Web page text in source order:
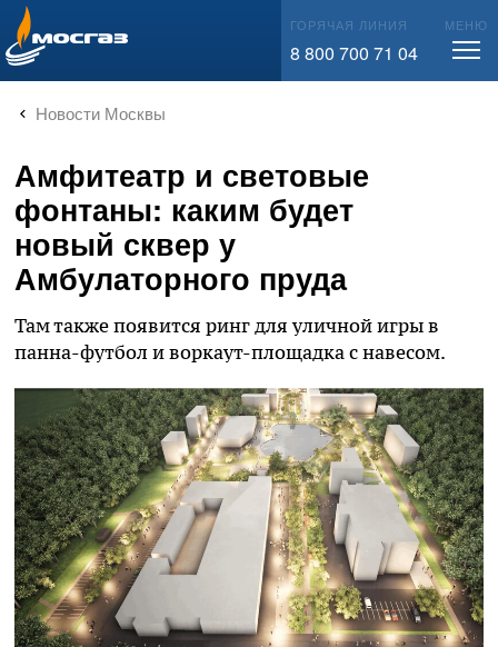
info@mos-gaz.ru ГОРЯЧАЯ ЛИНИЯ
8 800 700 71 04
МЕНЮ
Новости Москвы
Амфитеатр и световые
фонтаны: каким будет
новый сквер у
Амбулаторного пруда
Там также появится ринг для уличной игры в
панна-футбол и воркаут-площадка с навесом.